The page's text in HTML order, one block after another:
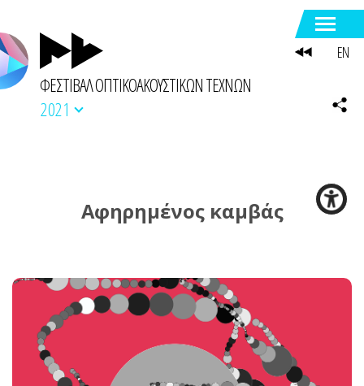
ΦΕΣΤΙΒΑΛ ΟΠΤΙΚΟΑΚΟΥΣΤΙΚΩΝ ΤΕΧΝΩΝ
2021
Αφηρημένος καμβάς
EN